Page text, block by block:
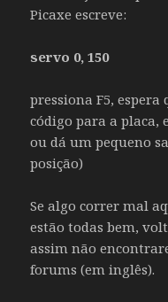
Picaxe escreve:
servo 0, 150
pressiona F5,
código para a placa,
ou dá um pequeno
posição)
Se algo correr mal
estão todas bem,
assim não
forums (em inglês).